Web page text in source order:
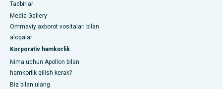
Tadbirlar
Media Gallery
Ommaviy axborot vositalari bilan
aloqalar
Korporativ hamkorlik
Nima uchun Apollon bilan
hamkorlik qilish kerak?
Biz bilan ulang